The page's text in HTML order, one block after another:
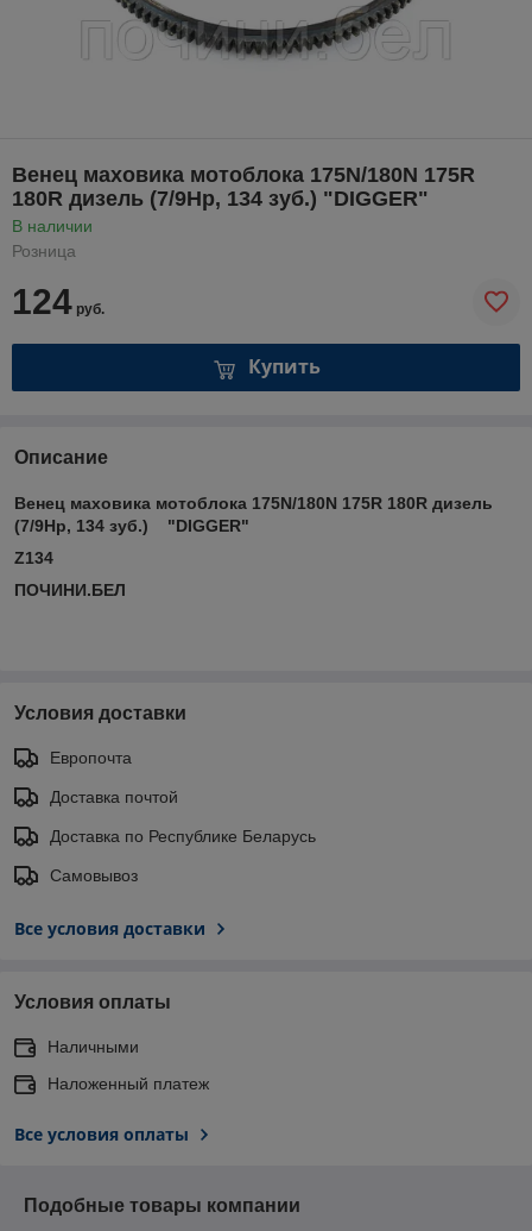
Венец маховика мотоблока 175N/180N 175R
180R дизель (7/9Hp, 134 зуб.) "DIGGER"
В наличии
Розница
124 руб.
Купить
Описание
Венец маховика мотоблока 175N/180N 175R 180R дизель
(7/9Hp, 134 зуб.) "DIGGER"
Z134
ПОЧИНИ.БЕЛ
Условия доставки
Европочта
Доставка почтой
Доставка по Республике Беларусь
Самовывоз
Все условия доставки
Условия оплаты
Наличными
Наложенный платеж
Все условия оплаты
Подобные товары компании